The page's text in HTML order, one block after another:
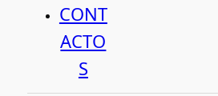
CONT
ACTO
S